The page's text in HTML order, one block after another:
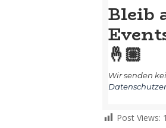
Bleib
🤞🏼
Wir senden
Post Views: